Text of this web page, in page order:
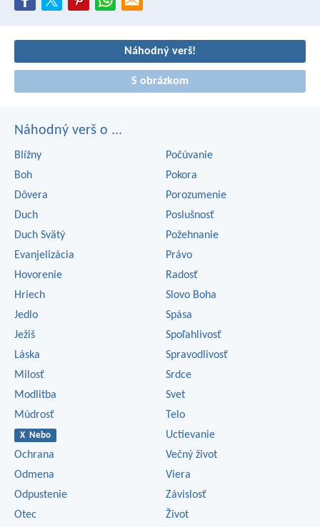
Náhodný verš!
S obrázkom
Náhodný verš o ...
Blížny
Boh
Dôvera
Duch
Duch Svätý
Evanjelizácia
Hovorenie
Hriech
Jedlo
Ježiš
Láska
Milosť
Modlitba
Múdrosť
X Nebo
Ochrana
Odmena
Odpustenie
Otec
Počúvanie
Pokora
Porozumenie
Poslušnosť
Požehnanie
Právo
Radosť
Slovo Boha
Spása
Spoľahlivosť
Spravodlivosť
Srdce
Svet
Telo
Uctievanie
Večný život
Viera
Závislosť
Život